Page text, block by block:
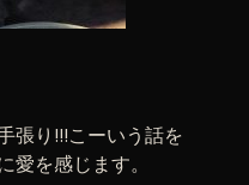
張り!!!こーいう話を
愛を感じます。